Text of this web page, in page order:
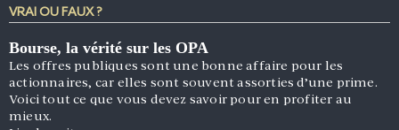
VRAI OU FAUX ?
Bourse, la vérité sur les OPA
Les offres publiques sont une bonne affaire pour les
actionnaires, car elles sont souvent assorties d’une prime.
Voici tout ce que vous devez savoir pour en profiter au
mieux.